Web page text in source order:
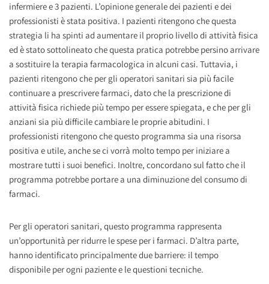
infermiere e 3 pazienti. L’opinione generale dei pazienti e dei
professionisti è stata positiva. I pazienti ritengono che questa
strategia li ha spinti ad aumentare il proprio livello di attività fisica
ed è stato sottolineato che questa pratica potrebbe persino arrivare
a sostituire la terapia farmacologica in alcuni casi. Tuttavia, i
pazienti ritengono che per gli operatori sanitari sia più facile
continuare a prescrivere farmaci, dato che la prescrizione di
attività fisica richiede più tempo per essere spiegata, e che per gli
anziani sia più difficile cambiare le proprie abitudini. I
professionisti ritengono che questo programma sia una risorsa
positiva e utile, anche se ci vorrà molto tempo per iniziare a
mostrare tutti i suoi benefici. Inoltre, concordano sul fatto che il
programma potrebbe portare a una diminuzione del consumo di
farmaci.
Per gli operatori sanitari, questo programma rappresenta
un’opportunità per ridurre le spese per i farmaci. D’altra parte,
hanno identificato principalmente due barriere: il tempo
disponibile per ogni paziente e le questioni tecniche.